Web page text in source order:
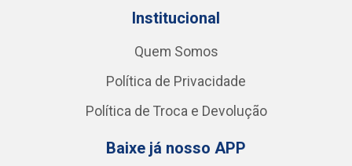
Institucional
Quem Somos
Política de Privacidade
Política de Troca e Devolução
Baixe já nosso APP